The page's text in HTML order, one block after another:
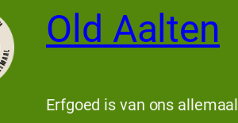
Old Aalten
Erfgoed is van ons allemaal